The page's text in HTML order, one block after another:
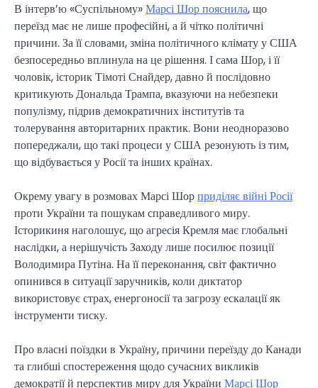
В інтерв’ю «Суспільному»Марсі Шор пояснила, що
переїзд має не лише професійні, а й чітко політичні
причини. За її словами, зміна політичного клімату у США
безпосередньо вплинула на це рішення. І сама Шор, і її
чоловік, історик Тімоті Снайдер, давно й послідовно
критикують Дональда Трампа, вказуючи на небезпеки
популізму, підрив демократичних інститутів та
толерування авторитарних практик. Вони неодноразово
попереджали, що такі процеси у США резонують із тим,
що відбувається у Росії та інших країнах.
Окрему увагу в розмовах Марсі Шорприділяє війні Росії
проти України та пошукам справедливого миру.
Історикиня наголошує, що агресія Кремля має глобальні
наслідки, а нерішучість Заходу лише посилює позиції
Володимира Путіна. На її переконання, світ фактично
опинився в ситуації заручників, коли диктатор
використовує страх, енергоносії та загрозу ескалації як
інструменти тиску.
Про власні поїздки в Україну, причини переїзду до Канади
та глибші спостереження щодо сучасних викликів
демократії й перспектив миру для України Марсі Шор